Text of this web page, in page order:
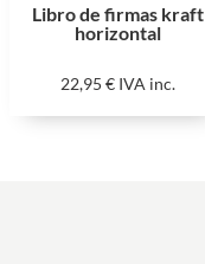
Libro de firmas kraft
horizontal
22,95€ IVA inc.